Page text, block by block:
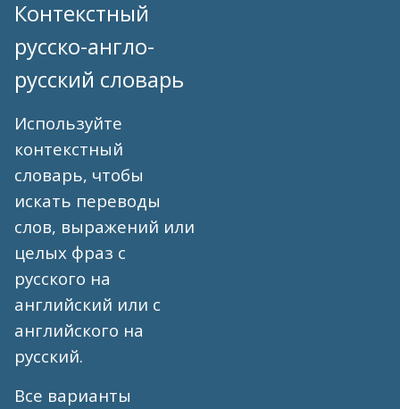
Контекстный
русско-англо-
русский словарь
Используйте
контекстный
словарь, чтобы
искать переводы
слов, выражений или
целых фраз с
русского на
английский или с
английского на
русский.
Все варианты